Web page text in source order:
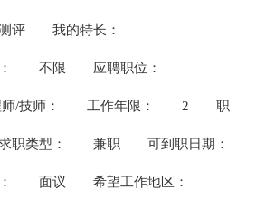
评 我的特长：
不限 应聘职位：
/技师： 工作年限： 2 职
职类型： 兼职 可到职日期：
面议 希望工作地区：